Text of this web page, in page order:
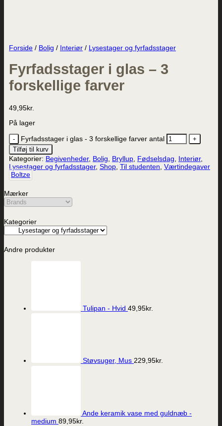
Forside / Bolig / Interiør / Lysestager og fyrfadsstager
Fyrfadsstager i glas – 3
forskellige farver
49,95kr.
På lager
Fyrfadsstager i glas - 3 forskellige farver antal
Tilføj til kurv
Kategorier: Begivenheder, Bolig, Bryllup, Fødselsdag, Interiør,
Lysestager og fyrfadsstager, Shop, Til studenten, Værtindegaver
Boltze
Mærker
Kategorier
Andre produkter
Tulipan - Hvid 49,95kr.
Støvsuger, Mus 229,95kr.
Ande keramik vase med guldnæb -
medium 89,95kr.